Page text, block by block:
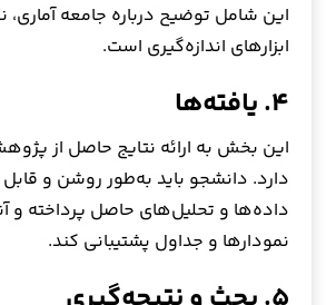
این شامل توضیح درباره جامعه آماری،
ابزارهای اندازه‌گیری است.
۴. یافته‌ها
این بخش به ارائه نتایج حاصل از
دارد. دانشجو باید به‌طور روشن و قابل
داده‌ها و تحلیل‌های حاصل پرداخته و
نمودارها و جداول پشتیبانی کند.